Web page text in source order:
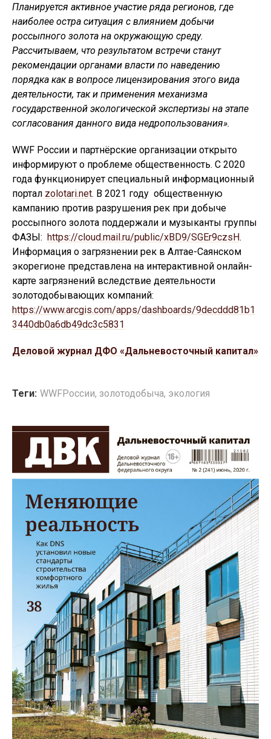
Планируется активное участие ряда регионов, где
наиболее остра ситуация с влиянием добычи
россыпного золота на окружающую среду.
Рассчитываем, что результатом встречи станут
рекомендации органами власти по наведению
порядка как в вопросе лицензирования этого вида
деятельности, так и применения механизма
государственной экологической экспертизы на этапе
согласования данного вида недропользования».
WWF России и партнёрские организации открыто
информируют о проблеме общественность. С 2020
года функционирует специальный информационный
портал zolotari.net. В 2021 году общественную
кампанию против разрушения рек при добыче
россыпного золота поддержали и музыканты группы
ФАЗЫ: https://cloud.mail.ru/public/xBD9/SGEr9czsH.
Информация о загрязнении рек в Алтае-Саянском
экорегионе представлена на интерактивной онлайн-
карте загрязнений вследствие деятельности
золотодобывающих компаний:
https://www.arcgis.com/apps/dashboards/9decddd81b1
3440db0a6db49dc3c5831
Деловой журнал ДФО «Дальневосточный капитал»
Теги: WWFРоссии, золотодобыча, экология